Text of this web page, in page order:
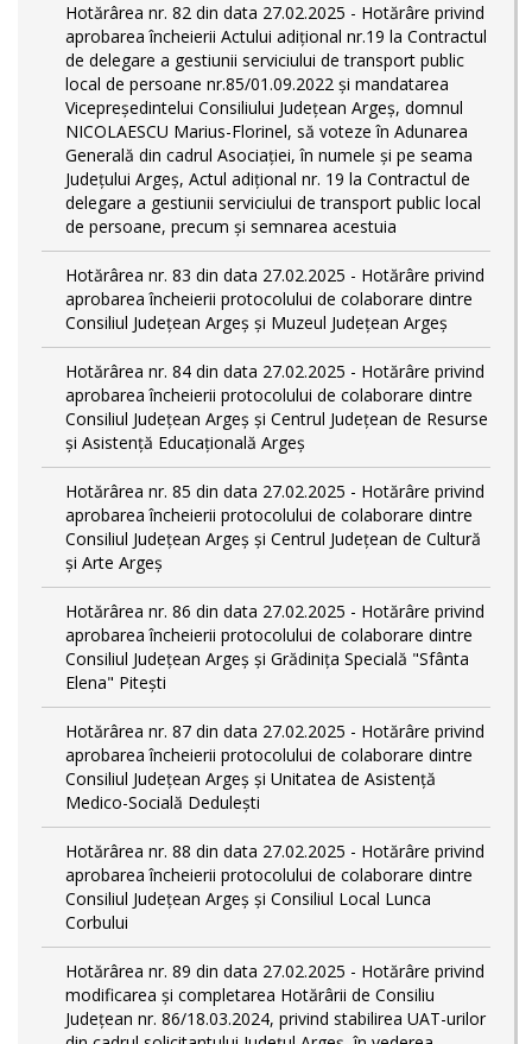
Hotărârea nr. 82 din data 27.02.2025 - Hotărâre privind
aprobarea încheierii Actului adițional nr.19 la Contractul
de delegare a gestiunii serviciului de transport public
local de persoane nr.85/01.09.2022 și mandatarea
Vicepreședintelui Consiliului Județean Argeș, domnul
NICOLAESCU Marius-Florinel, să voteze în Adunarea
Generală din cadrul Asociației, în numele și pe seama
Județului Argeș, Actul adițional nr. 19 la Contractul de
delegare a gestiunii serviciului de transport public local
de persoane, precum și semnarea acestuia
Hotărârea nr. 83 din data 27.02.2025 - Hotărâre privind
aprobarea încheierii protocolului de colaborare dintre
Consiliul Județean Argeș și Muzeul Județean Argeș
Hotărârea nr. 84 din data 27.02.2025 - Hotărâre privind
aprobarea încheierii protocolului de colaborare dintre
Consiliul Județean Argeș și Centrul Județean de Resurse
și Asistență Educațională Argeș
Hotărârea nr. 85 din data 27.02.2025 - Hotărâre privind
aprobarea încheierii protocolului de colaborare dintre
Consiliul Județean Argeș și Centrul Județean de Cultură
și Arte Argeș
Hotărârea nr. 86 din data 27.02.2025 - Hotărâre privind
aprobarea încheierii protocolului de colaborare dintre
Consiliul Județean Argeș și Grădinița Specială "Sfânta
Elena" Pitești
Hotărârea nr. 87 din data 27.02.2025 - Hotărâre privind
aprobarea încheierii protocolului de colaborare dintre
Consiliul Județean Argeș și Unitatea de Asistență
Medico-Socială Dedulești
Hotărârea nr. 88 din data 27.02.2025 - Hotărâre privind
aprobarea încheierii protocolului de colaborare dintre
Consiliul Județean Argeș și Consiliul Local Lunca
Corbului
Hotărârea nr. 89 din data 27.02.2025 - Hotărâre privind
modificarea și completarea Hotărârii de Consiliu
Județean nr. 86/18.03.2024, privind stabilirea UAT-urilor